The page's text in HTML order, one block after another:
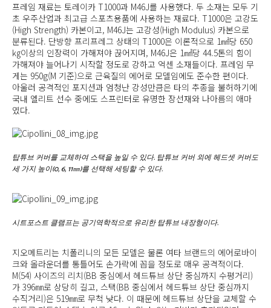
프레임 재료는 토레이카 T1000과 M46J를 사용했다. 두 소재는 모두 기
초 우주산업과 최고급 스포츠용품에 사용하는 재료다. T1000은 고강도
(High Strength) 카본이고, M46J는 고강성(High Modulus) 카본으로
분류된다. 단방향 프리프레그 상태의 T1000은 이론적으로 1㎟당 650
㎏이상의 인장력이 가해져야 끊어지며, M46J은 1㎟당 44.5톤의 힘이
가해져야 늘어나기 시작할 정도로 강하고 억센 소재들이다. 프레임 무
게는 950g(M 기준)으로 근육질의 에어로 모델임에도 준수한 편이다.
아울러 공격적인 포지션과 엄청난 강성만큼은 타의 추종을 불허하기에
국내 엘리트 선수 중에도 스프린터로 유명한 장선재와 나아름의 애마
였다.
탑튜브 커버를 교체하여 스택을 높일 수 있다. 탑튜브 커버 외에 헤드셋 커버도
세 가지 높이(0, 6, 11㎜)를 선택해 세팅할 수 있다.
시트포스트 클램프는 공기역학적으로 유리한 탑튜브 내장형이다.
지오메트리는 치폴리니의 모든 모델은 물론 여타 브랜드의 에어로바이
크와 올라운더를 통틀어도 손가락에 꼽을 정도로 매우 공격적이다.
M(54) 사이즈의 리치(BB 중심에서 헤드튜브 상단 중심까지 수평거리)
가 396㎜로 상당히 길고, 스택(BB 중심에서 헤드튜브 상단 중심까지
수직거리)은 519㎜로 무척 낮다. 이 때문에 헤드튜브 상단을 교체할 수